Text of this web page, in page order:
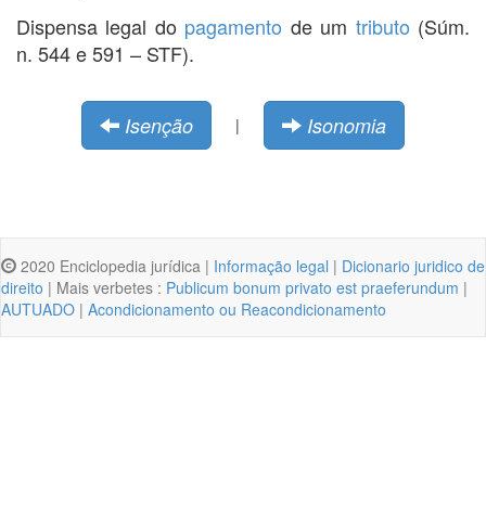
Dispensa legal do pagamento de um tributo (Súm.
n. 544 e 591 – STF).
Isenção | Isonomia
2020 Enciclopedia jurídica | Informação legal | Dicionario juridico de
direito | Mais verbetes : Publicum bonum privato est praeferundum |
AUTUADO | Acondicionamento ou Reacondicionamento